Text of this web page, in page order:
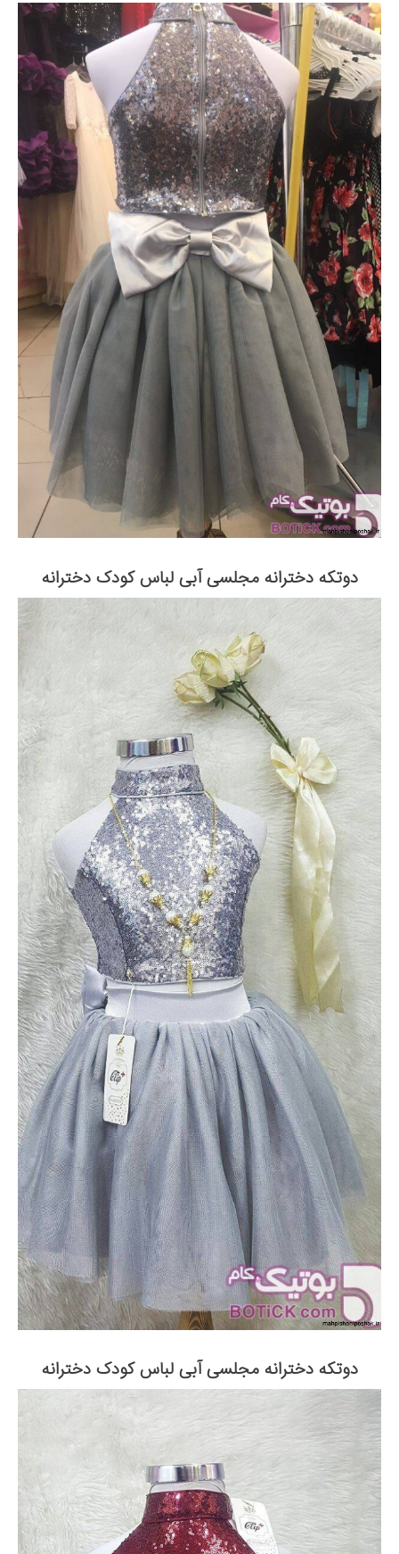
دوتکه دخترانه مجلسی آبی لباس کودک دخترانه
دوتکه دخترانه مجلسی آبی لباس کودک دخترانه